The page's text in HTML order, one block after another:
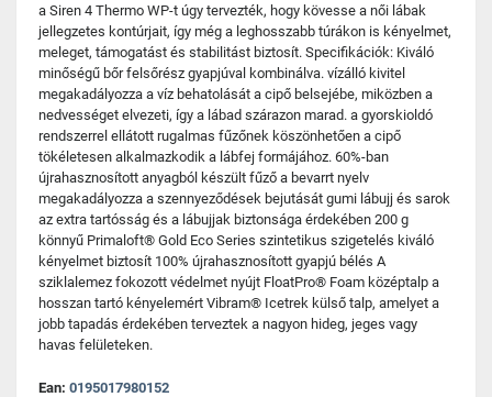
a Siren 4 Thermo WP-t úgy tervezték, hogy kövesse a női lábak
jellegzetes kontúrjait, így még a leghosszabb túrákon is kényelmet,
meleget, támogatást és stabilitást biztosít. Specifikációk: Kiváló
minőségű bőr felsőrész gyapjúval kombinálva. vízálló kivitel
megakadályozza a víz behatolását a cipő belsejébe, miközben a
nedvességet elvezeti, így a lábad szárazon marad. a gyorskioldó
rendszerrel ellátott rugalmas fűzőnek köszönhetően a cipő
tökéletesen alkalmazkodik a lábfej formájához. 60%-ban
újrahasznosított anyagból készült fűző a bevarrt nyelv
megakadályozza a szennyeződések bejutását gumi lábujj és sarok
az extra tartósság és a lábujjak biztonsága érdekében 200 g
könnyű Primaloft® Gold Eco Series szintetikus szigetelés kiváló
kényelmet biztosít 100% újrahasznosított gyapjú bélés A
sziklalemez fokozott védelmet nyújt FloatPro® Foam középtalp a
hosszan tartó kényelemért Vibram® Icetrek külső talp, amelyet a
jobb tapadás érdekében terveztek a nagyon hideg, jeges vagy
havas felületeken.
Ean: 0195017980152